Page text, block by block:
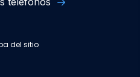
del sitio